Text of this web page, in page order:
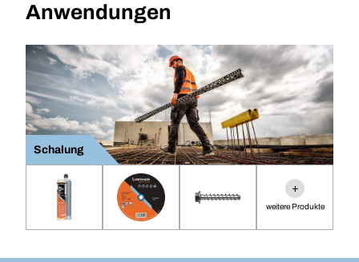
Anwendungen
Schalung
+
weitere Produkte